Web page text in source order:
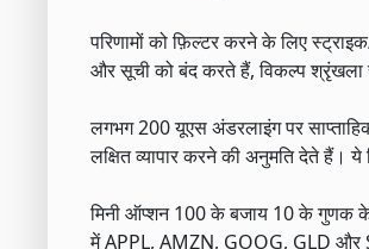
परिणामों को फ़िल्टर करने के लिए
और सूची को बंद करते हैं, विकल्प श्रृंखला
लगभग 200 यूएस अंडरलाइंग पर
लक्षित व्यापार करने की अनुमति देते हैं।
मिनी ऑप्शन 100 के बजाय 10 के गुणक के
में APPL, AMZN, GOOG, GLD और